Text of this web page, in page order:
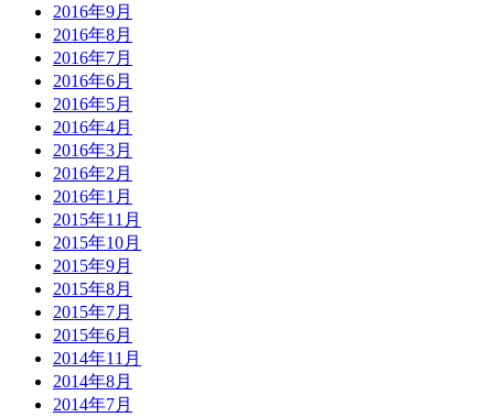
2016年9月
2016年8月
2016年7月
2016年6月
2016年5月
2016年4月
2016年3月
2016年2月
2016年1月
2015年11月
2015年10月
2015年9月
2015年8月
2015年7月
2015年6月
2014年11月
2014年8月
2014年7月